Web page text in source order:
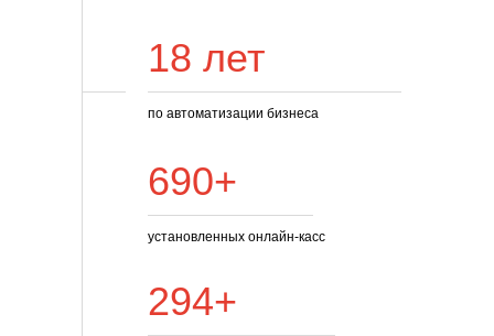
18 лет
690+
294+
по автоматизации бизнеса
установленных онлайн-касс